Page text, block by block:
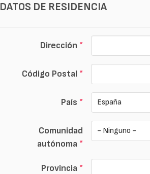
DATOS DE RESIDENCIA
Dirección *
Código Postal *
País *
Comunidad
autónoma *
Provincia *